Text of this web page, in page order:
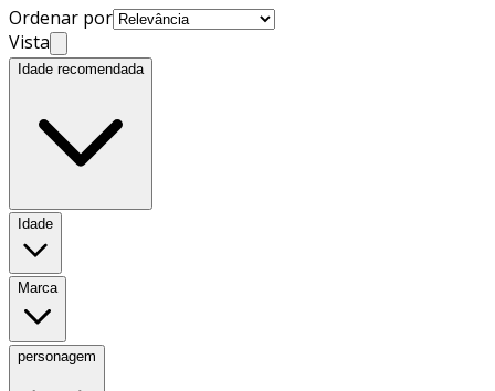
Ordenar por
Vista
Idade recomendada
Idade
Marca
personagem